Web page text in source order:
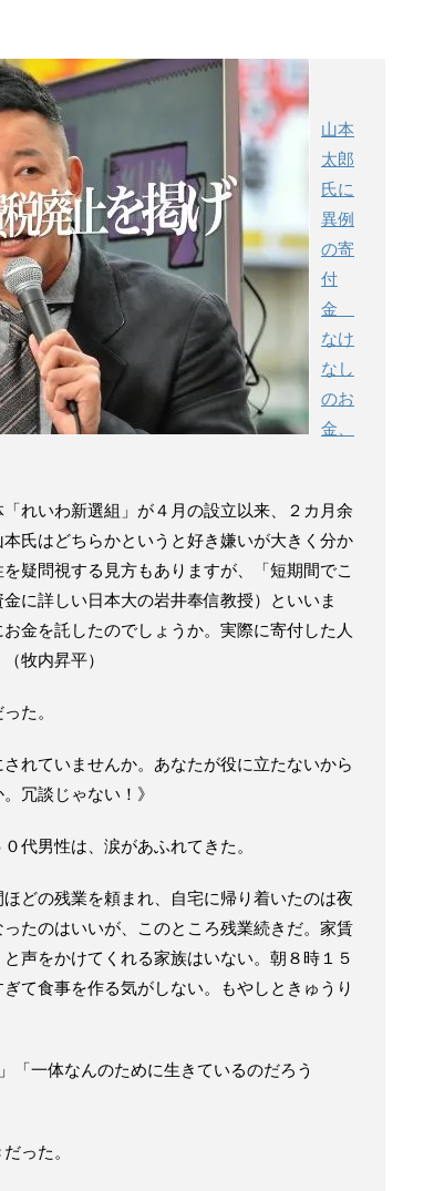
山本
太郎
氏に
異例
の寄
付
金
なけ
なし
のお
金、
れいわ新選組」が４月の設立以来、２カ月余
氏はどちらかというと好き嫌いが大きく分か
疑問視する見方もありますが、「短期間でこ
に詳しい日本大の岩井奉信教授）といいま
金を託したのでしょうか。実際に寄付した人
牧内昇平）
た。
れていませんか。あなたが役に立たないから
冗談じゃない！》
代男性は、涙があふれてきた。
どの残業を頼まれ、自宅に帰り着いたのは夜
たのはいいが、このところ残業続きだ。家賃
声をかけてくれる家族はいない。朝８時１５
て食事を作る気がしない。もやしときゅうり
一体なんのために生きているのだろう
った。